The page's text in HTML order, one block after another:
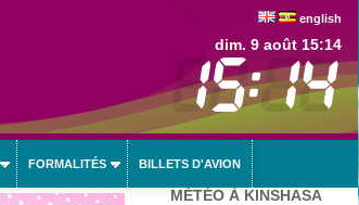
english
dim. 9 août 15:14
FORMALITÉS BILLETS D'AVION
MÉTÉO À KINSHASA